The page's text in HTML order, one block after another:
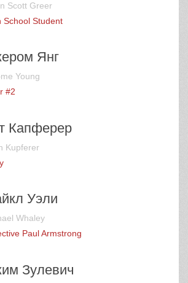
Scott Greer
School Student
Янг
Young
#2
Капферер
Kupferer
Уэли
Whaley
Paul Armstrong
Зулевич